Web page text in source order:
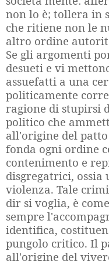
non lo è; tollera in
che ritiene non le
altro ordine
Se gli argomenti
desueti e vi
assuefatti a una
politicamente
ragione di stupirsi
politico che
all'origine del
fonda ogni ordine
contenimento e
disgregatrici,
violenza. Tale
dir si voglia, è
sempre
identifica,
pungolo critico. Il
all'origine del